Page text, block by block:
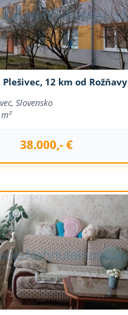
12 km od Rožňavy
Slovensko
38.000,- €